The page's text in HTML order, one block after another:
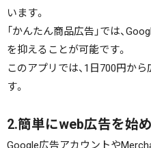
います。
「かんたん商品広告」では、
を抑えることが可能です。
このアプリでは、1日700円か
す。
2.簡単にweb広告を始
Google広告アカウントや